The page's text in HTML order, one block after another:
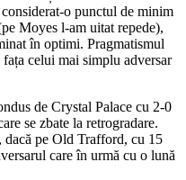
o punctul de minim
Moyes l-am uitat repede),
în optimi. Pragmatismul
celui mai simplu adversar
de Crystal Palace cu 2-0
se zbate la retrogradare.
dacă pe Old Trafford, cu 15
care în urmă cu o lună